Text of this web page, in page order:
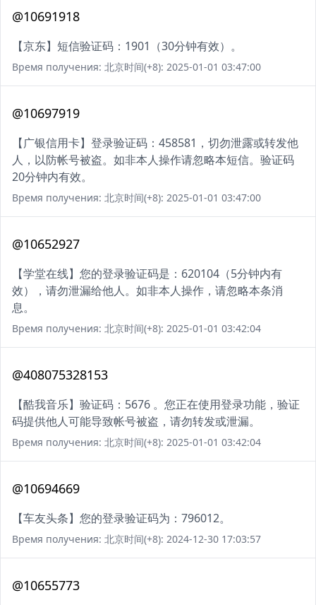
@10691918
【京东】短信验证码：1901（30分钟有效）。
Время получения: 北京时间(+8): 2025-01-01 03:47:00
@10697919
【广银信用卡】登录验证码：458581，切勿泄露或转发他
人，以防帐号被盗。如非本人操作请忽略本短信。验证码
20分钟内有效。
Время получения: 北京时间(+8): 2025-01-01 03:47:00
@10652927
【学堂在线】您的登录验证码是：620104（5分钟内有
效），请勿泄漏给他人。如非本人操作，请忽略本条消
息。
Время получения: 北京时间(+8): 2025-01-01 03:42:04
@408075328153
【酷我音乐】验证码：5676 。您正在使用登录功能，验证
码提供他人可能导致帐号被盗，请勿转发或泄漏。
Время получения: 北京时间(+8): 2025-01-01 03:42:04
@10694669
【车友头条】您的登录验证码为：796012。
Время получения: 北京时间(+8): 2024-12-30 17:03:57
@10655773